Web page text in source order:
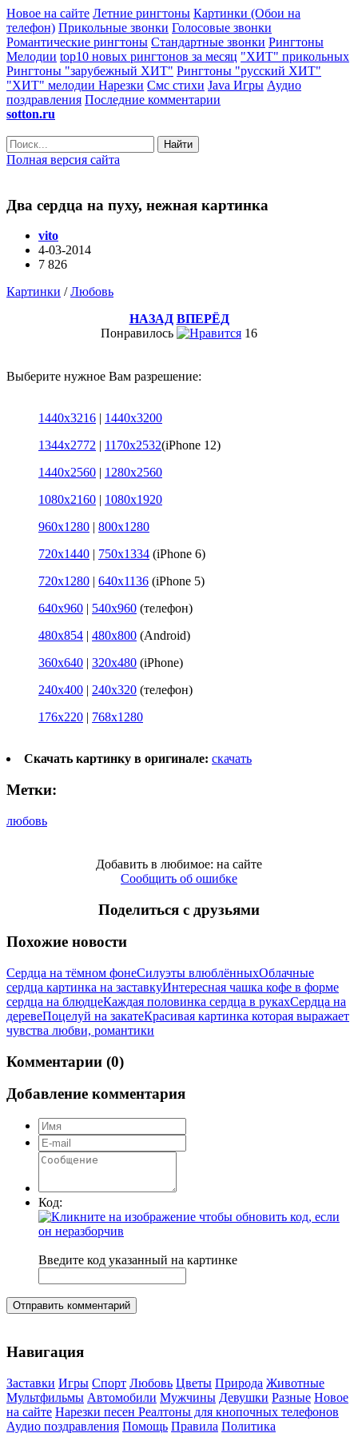
Новое на сайте Летние рингтоны Картинки (Обои на
телефон) Прикольные звонки Голосовые звонки
Романтические рингтоны Стандартные звонки Рингтоны
Мелодии top10 новых рингтонов за месяц "ХИТ" прикольных
Рингтоны "зарубежный ХИТ" Рингтоны "русский ХИТ"
"ХИТ" мелодии Нарезки Смс стихи Java Игры Аудио
поздравления Последние комментарии
sotton.ru
Найти
Полная версия сайта
Два сердца на пуху, нежная картинка
vito
4-03-2014
7 826
Картинки /Любовь
НАЗАД ВПЕРЁД
Понравилось
16
Выберите нужное Вам разрешение:
1440x3216 | 1440x3200
1344x2772 | 1170x2532(iPhone 12)
1440x2560 | 1280x2560
1080x2160 | 1080x1920
960x1280 | 800x1280
720x1440 | 750x1334 (iPhone 6)
720x1280 | 640x1136 (iPhone 5)
640x960 | 540x960 (телефон)
480x854 | 480x800 (Android)
360x640 | 320x480 (iPhone)
240x400 | 240x320 (телефон)
176x220 | 768x1280
Скачать картинку в оригинале: скачать
Метки:
любовь
Добавить в любимое: на сайте
Сообщить об ошибке
Поделиться с друзьями
Похожие новости
Сердца на тёмном фонеСилуэты влюблённыхОблачные
сердца картинка на заставкуИнтересная чашка кофе в форме
сердца на блюдцеКаждая половинка сердца в рукахСердца на
деревеПоцелуй на закатеКрасивая картинка которая выражает
чувства любви, романтики
Комментарии (0)
Добавление комментария
Код:
Введите код указанный на картинке
Отправить комментарий
Навигация
Заставки Игры Спорт Любовь Цветы Природа Животные
Мультфильмы Автомобили Мужчины Девушки Разные Новое
на сайте Нарезки песен Реалтоны для кнопочных телефонов
Аудио поздравления Помощь Правила Политика